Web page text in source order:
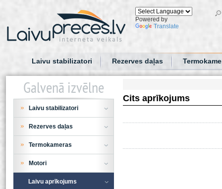
Powered by
Translate
Laivu stabilizatori Rezerves daļas
Cits aprīkojums
Galvenā izvēlne
Laivu stabilizatori
Rezerves daļas
Termokameras
Motori
Laivu aprīkojums